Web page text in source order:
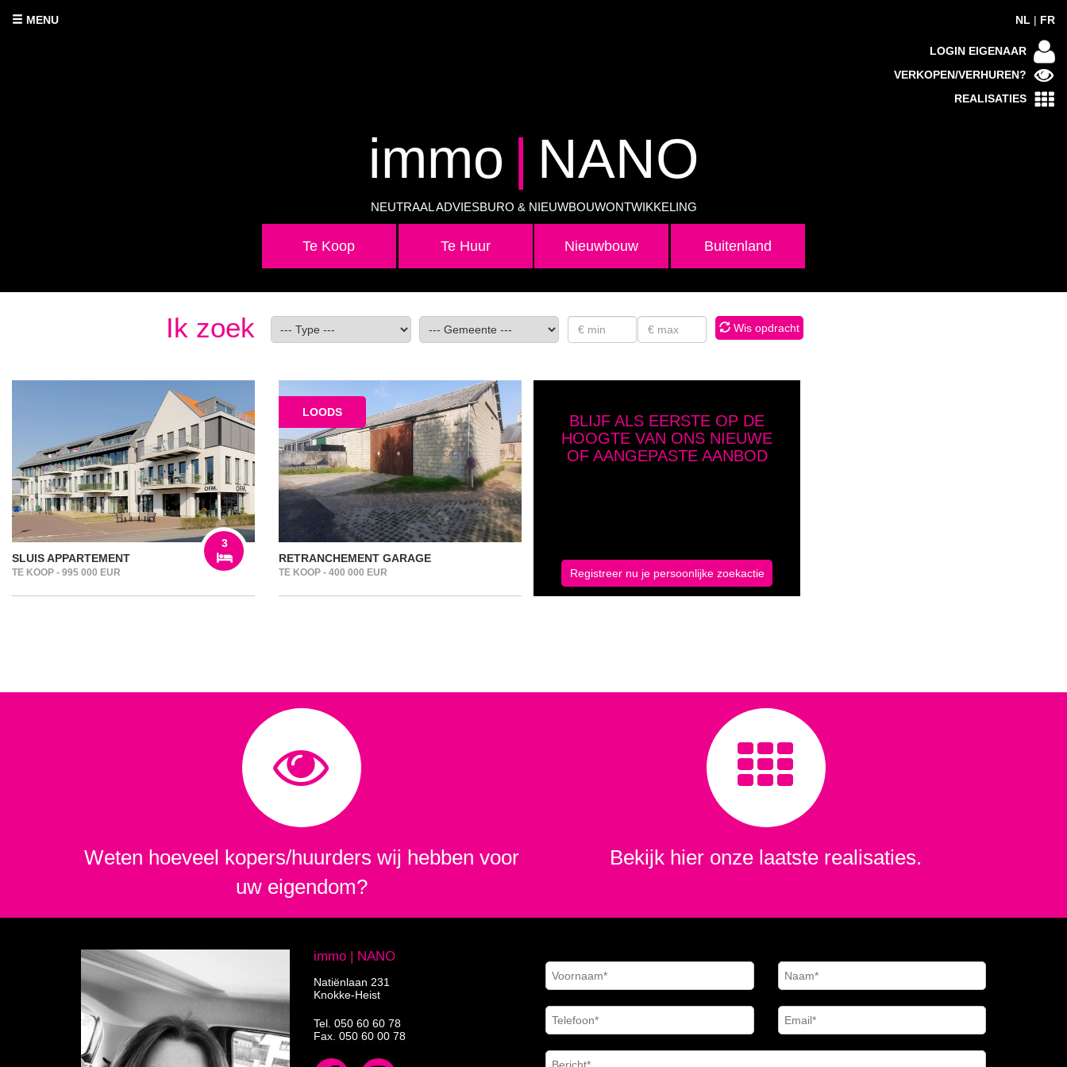
MENU NL | FR
LOGIN EIGENAAR
VERKOPEN/VERHUREN?
REALISATIES
immo | NANO
NEUTRAAL ADVIESBURO & NIEUWBOUWONTWIKKELING
Te Koop Te Huur Nieuwbouw Buitenland
Ik zoek Wis opdracht
SLUIS APPARTEMENT
TE KOOP - 995 000 EUR
3
LOODS
RETRANCHEMENT GARAGE
TE KOOP - 400 000 EUR
BLIJF ALS EERSTE OP DE
HOOGTE VAN ONS NIEUWE
OF AANGEPASTE AANBOD
Registreer nu je persoonlijke zoekactie
Weten hoeveel kopers/huurders wij hebben voor
uw eigendom?
Bekijk hier onze laatste realisaties.
immo | NANO
Natiënlaan 231
Knokke-Heist
Tel. 050 60 60 78
Fax. 050 60 00 78